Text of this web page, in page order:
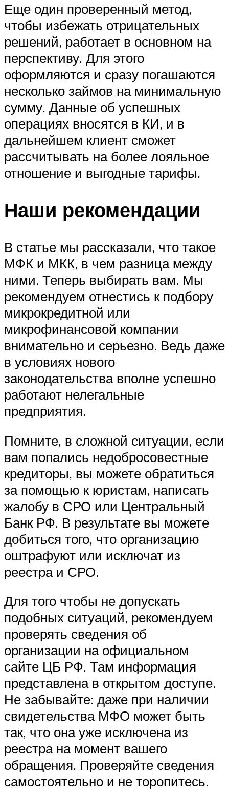
Еще один проверенный метод,
чтобы избежать отрицательных
решений, работает в основном на
перспективу. Для этого
оформляются и сразу погашаются
несколько займов на минимальную
сумму. Данные об успешных
операциях вносятся в КИ, и в
дальнейшем клиент сможет
рассчитывать на более лояльное
отношение и выгодные тарифы.
Наши рекомендации
В статье мы рассказали, что такое
МФК и МКК, в чем разница между
ними. Теперь выбирать вам. Мы
рекомендуем отнестись к подбору
микрокредитной или
микрофинансовой компании
внимательно и серьезно. Ведь даже
в условиях нового
законодательства вполне успешно
работают нелегальные
предприятия.
Помните, в сложной ситуации, если
вам попались недобросовестные
кредиторы, вы можете обратиться
за помощью к юристам, написать
жалобу в СРО или Центральный
Банк РФ. В результате вы можете
добиться того, что организацию
оштрафуют или исключат из
реестра и СРО.
Для того чтобы не допускать
подобных ситуаций, рекомендуем
проверять сведения об
организации на официальном
сайте ЦБ РФ. Там информация
представлена в открытом доступе.
Не забывайте: даже при наличии
свидетельства МФО может быть
так, что она уже исключена из
реестра на момент вашего
обращения. Проверяйте сведения
самостоятельно и не торопитесь.